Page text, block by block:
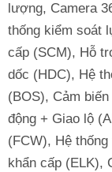
lượng, Camera
thống kiểm soát
cấp (SCM), Hỗ
dốc (HDC), Hệ
(BOS), Cảm
động + Giao lộ
(FCW), Hệ
khẩn cấp (ELK),